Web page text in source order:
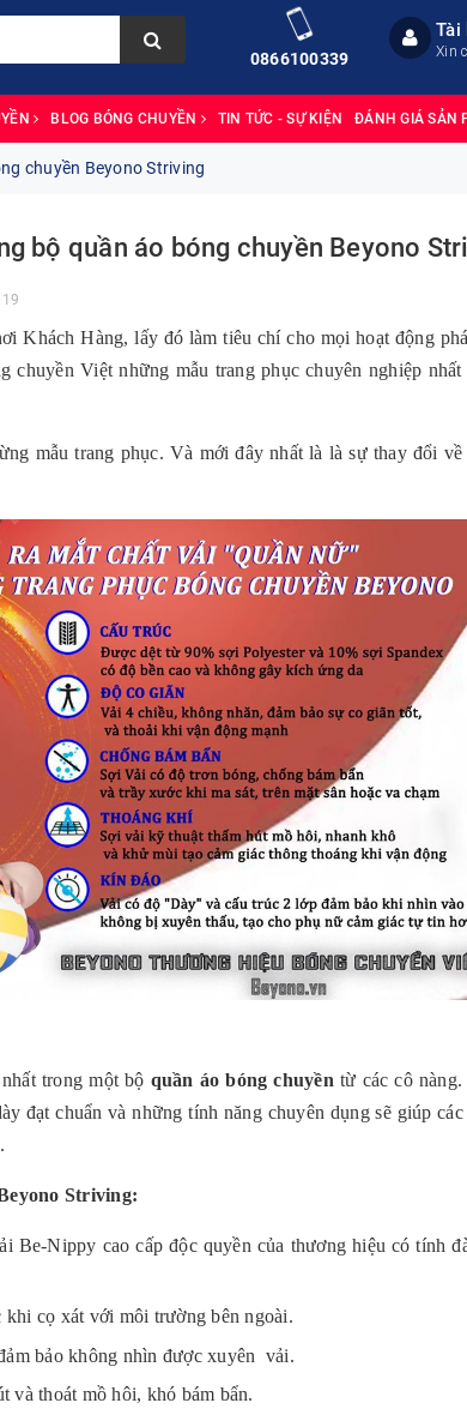
0866100339
Tài
Xin
BLOG BÓNG CHUYỀN TIN TỨC - SỰ KIỆN ĐÁNH GIÁ SẢN
chuyền Beyono Striving
bộ quần áo bóng chuyền Beyono
Khách Hàng, lấy đó làm tiêu chí cho mọi hoạt động
chuyền Việt những mẫu trang phục chuyên nghiệp
mẫu trang phục. Và mới đây nhất là là sự thay đổi về
trong một bộ quần áo bóng chuyền từ các cô
đạt chuẩn và những tính năng chuyên dụng sẽ giúp
Striving:
Be-Nippy cao cấp độc quyền của thương hiệu có tính
cọ xát với môi trường bên ngoài.
bảo không nhìn được xuyên vải.
và thoát mồ hôi, khó bám bẩn.